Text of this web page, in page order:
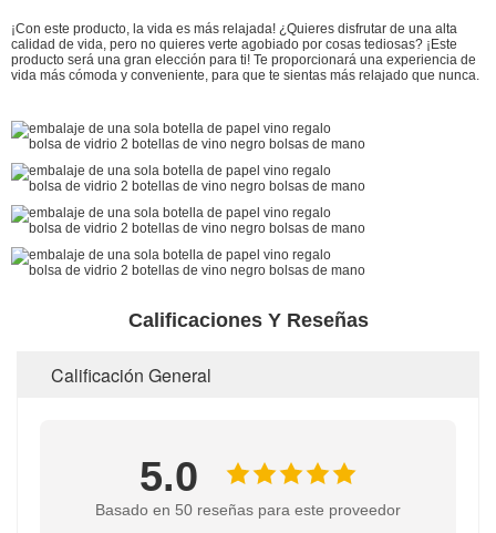
¡Con este producto, la vida es más relajada! ¿Quieres disfrutar de una alta
calidad de vida, pero no quieres verte agobiado por cosas tediosas? ¡Este
producto será una gran elección para ti! Te proporcionará una experiencia de
vida más cómoda y conveniente, para que te sientas más relajado que nunca.
Calificaciones Y Reseñas
Calificación General
5.0
Basado en 50 reseñas para este proveedor